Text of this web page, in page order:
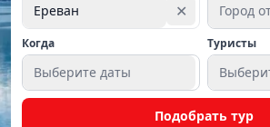
Ереван ✕ Город
Когда
Выберите даты
Туристы
Подобрать тур